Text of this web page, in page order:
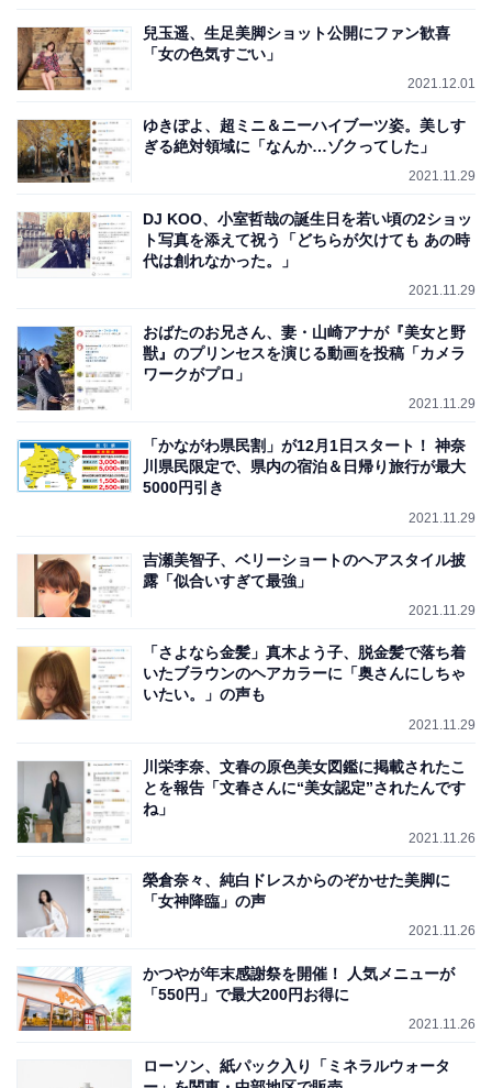
兒玉遥、生足美脚ショット公開にファン歓喜
「女の色気すごい」
2021.12.01
ゆきぽよ、超ミニ＆ニーハイブーツ姿。美しす
ぎる絶対領域に「なんか…ゾクってした」
2021.11.29
DJ KOO、小室哲哉の誕生日を若い頃の2ショッ
ト写真を添えて祝う「どちらが欠けても あの時
代は創れなかった。」
2021.11.29
おばたのお兄さん、妻・山崎アナが『美女と野
獣』のプリンセスを演じる動画を投稿「カメラ
ワークがプロ」
2021.11.29
「かながわ県民割」が12月1日スタート！ 神奈
川県民限定で、県内の宿泊＆日帰り旅行が最大
5000円引き
2021.11.29
吉瀬美智子、ベリーショートのヘアスタイル披
露「似合いすぎて最強」
2021.11.29
「さよなら金髪」真木よう子、脱金髪で落ち着
いたブラウンのヘアカラーに「奥さんにしちゃ
いたい。」の声も
2021.11.29
川栄李奈、文春の原色美女図鑑に掲載されたこ
とを報告「文春さんに“美女認定”されたんです
ね」
2021.11.26
榮倉奈々、純白ドレスからのぞかせた美脚に
「女神降臨」の声
2021.11.26
かつやが年末感謝祭を開催！ 人気メニューが
「550円」で最大200円お得に
2021.11.26
ローソン、紙パック入り「ミネラルウォータ